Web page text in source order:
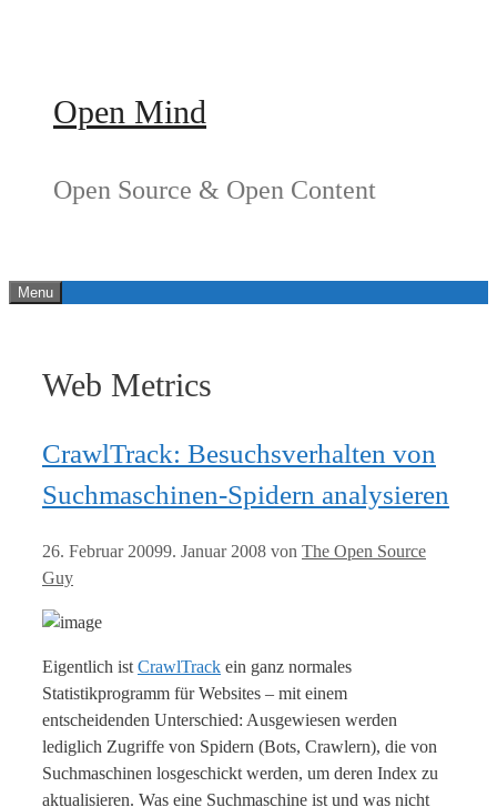
Open Mind
Open Source & Open Content
Menu
Web Metrics
CrawlTrack: Besuchsverhalten von
Suchmaschinen-Spidern analysieren
26. Februar 20099. Januar 2008 von The Open Source
Guy
Eigentlich ist CrawlTrack ein ganz normales
Statistikprogramm für Websites – mit einem
entscheidenden Unterschied: Ausgewiesen werden
lediglich Zugriffe von Spidern (Bots, Crawlern), die von
Suchmaschinen losgeschickt werden, um deren Index zu
aktualisieren. Was eine Suchmaschine ist und was nicht